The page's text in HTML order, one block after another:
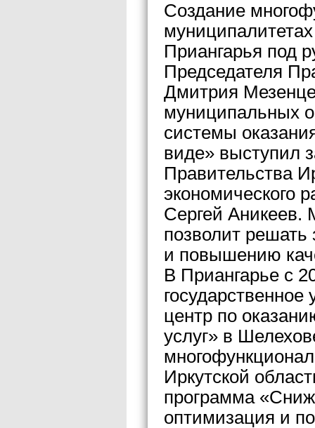
Создание
Приангарья под
Председателя
Дмитрия
муниципальных
системы
виде» выступил
Правительства
экономического
Сергей Аникеев.
позволит решать
и повышению
В Приангарье с
центр по
услуг» в
Иркутской
программа
оптимизация и